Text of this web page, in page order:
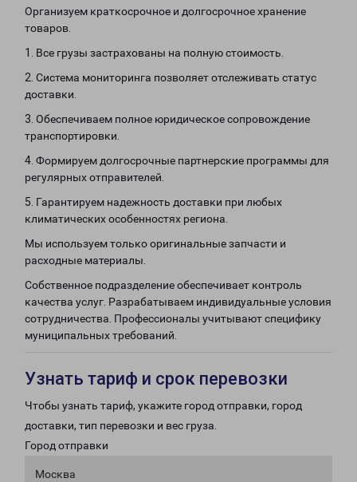
Организуем краткосрочное и долгосрочное хранение
товаров.
1. Все грузы застрахованы на полную стоимость.
2. Система мониторинга позволяет отслеживать статус
доставки.
3. Обеспечиваем полное юридическое сопровождение
транспортировки.
4. Формируем долгосрочные партнерские программы для
регулярных отправителей.
5. Гарантируем надежность доставки при любых
климатических особенностях региона.
Мы используем только оригинальные запчасти и
расходные материалы.
Собственное подразделение обеспечивает контроль
качества услуг. Разрабатываем индивидуальные условия
сотрудничества. Профессионалы учитывают специфику
муниципальных требований.
Узнать тариф и срок перевозки
Чтобы узнать тариф, укажите город отправки, город
доставки, тип перевозки и вес груза.
Город отправки
Москва